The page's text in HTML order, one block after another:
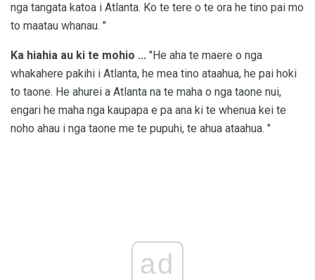
nga tangata katoa i Atlanta. Ko te tere o te ora he tino pai mo
to maatau whanau. "
Ka hiahia au ki te mohio ... "He aha te maere o nga
whakahere pakihi i Atlanta, he mea tino ataahua, he pai hoki
to taone. He ahurei a Atlanta na te maha o nga taone nui,
engari he maha nga kaupapa e pa ana ki te whenua kei te
noho ahau i nga taone me te pupuhi, te ahua ataahua. "
ad